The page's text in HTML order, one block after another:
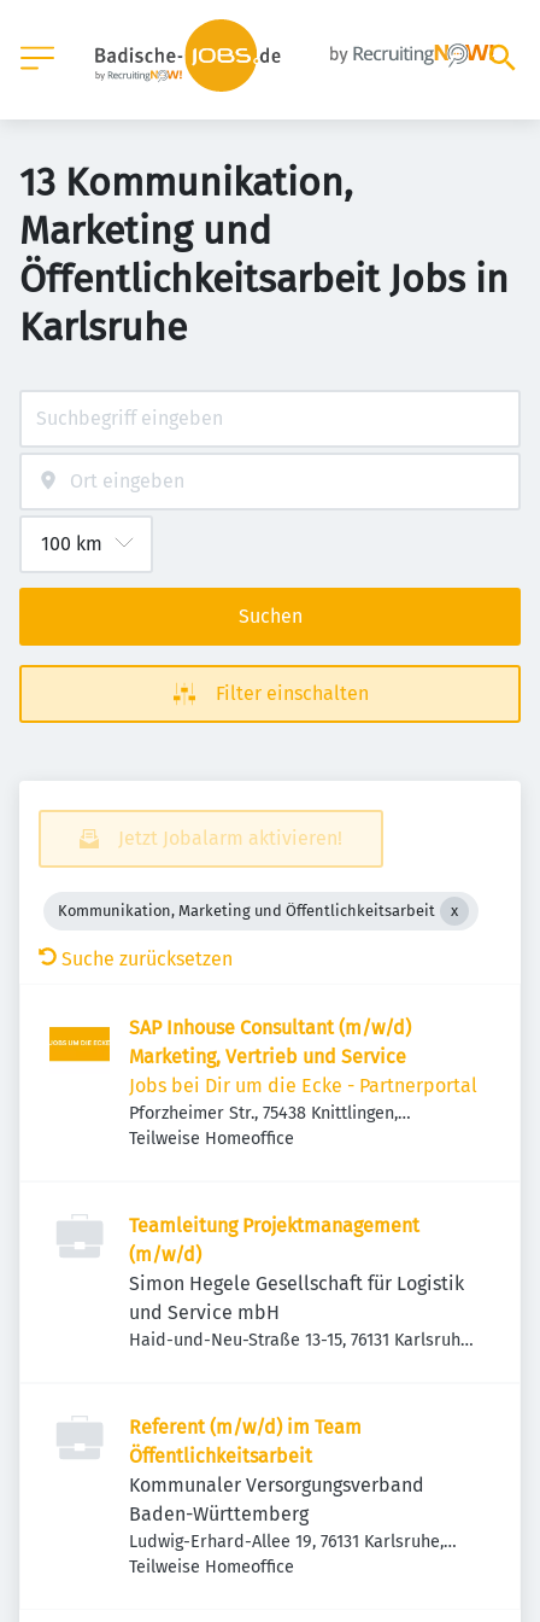
13 Kommunikation,
Marketing und
Öffentlichkeitsarbeit Jobs in
Karlsruhe
Suchen
Filter einschalten
Jetzt Jobalarm aktivieren!
Kommunikation, Marketing und Öffentlichkeitsarbeit
Suche zurücksetzen
SAP Inhouse Consultant (m/w/d)
Marketing, Vertrieb und Service
Jobs bei Dir um die Ecke - Partnerportal
Pforzheimer Str., 75438 Knittlingen,
Deutschland
Teilweise Homeoffice
Teamleitung Projektmanagement
(m/w/d)
Simon Hegele Gesellschaft für Logistik
und Service mbH
Haid-und-Neu-Straße 13-15, 76131 Karlsruhe,
Referent (m/w/d) im Team
Öffentlichkeitsarbeit
Kommunaler Versorgungsverband
Baden-Württemberg
Ludwig-Erhard-Allee 19, 76131 Karlsruhe,
Deutschland
Teilweise Homeoffice